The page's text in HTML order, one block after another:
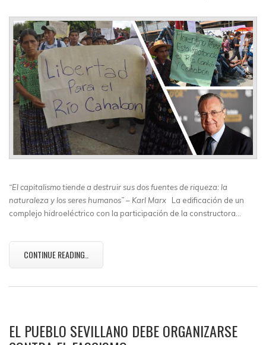
“El capitalismo tiende a destruir sus dos fuentes de riqueza: la
naturaleza y los seres humanos” – Karl Marx La edificación de un
complejo hidroeléctrico con la participación de la constructora…
CONTINUE READING..
EL PUEBLO SEVILLANO DEBE ORGANIZARSE